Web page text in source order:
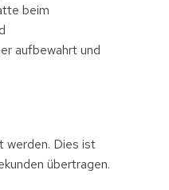
beim
aufbewahrt und
werden. Dies ist
übertragen.